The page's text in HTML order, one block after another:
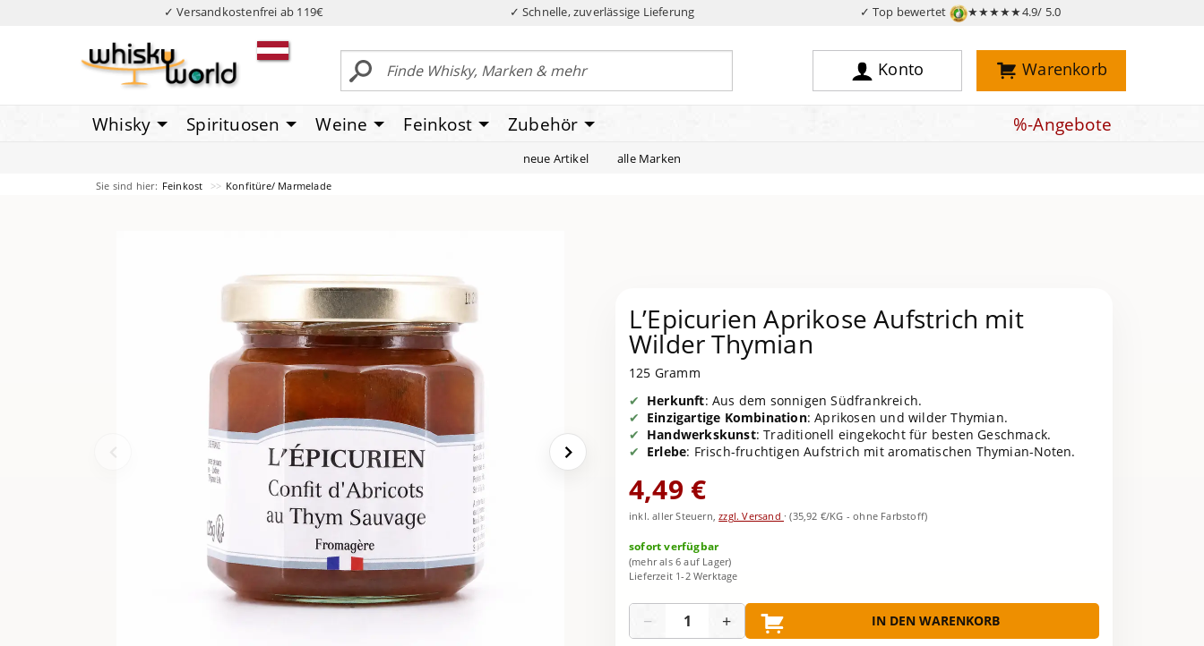
✓ Versandkostenfrei ab 119€ ✓ Schnelle, zuverlässige Lieferung ✓ Top bewertet ★★★★★4.9/ 5.0
Konto Warenkorb
Whisky Spirituosen Weine Feinkost Zubehör %-Angebote
neue Artikel alle Marken
Sie sind hier: Feinkost Konfitüre/ Marmelade
L’Epicurien Aprikose Aufstrich mit
Wilder Thymian
125 Gramm
Herkunft: Aus dem sonnigen Südfrankreich.
Einzigartige Kombination: Aprikosen und wilder Thymian.
Handwerkskunst: Traditionell eingekocht für besten Geschmack.
Erlebe: Frisch-fruchtigen Aufstrich mit aromatischen Thymian-Noten.
4,49 €
inkl. aller Steuern,zzgl. Versand ·(35,92 €/KG - ohne Farbstoff)
sofort verfügbar
(mehr als 6 auf Lager)
Lieferzeit 1-2 Werktage
− + IN DEN WARENKORB